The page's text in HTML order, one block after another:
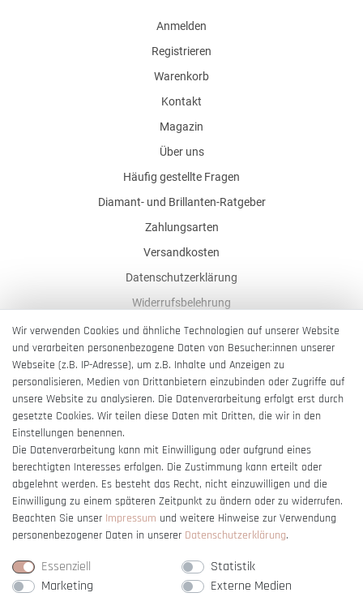
Anmelden
Registrieren
Warenkorb
Kontakt
Magazin
Über uns
Häufig gestellte Fragen
Diamant- und Brillanten-Ratgeber
Zahlungsarten
Versandkosten
Datenschutzerklärung
Widerrufsbelehrung
AGB
Impressum
Barrierefreiheitserklärung
Vertrag widerrufen
Wir verwenden Cookies und ähnliche Technologien auf unserer Website
und verarbeiten personenbezogene Daten von Besucher:innen unserer
Webseite (z.B. IP-Adresse), um z.B. Inhalte und Anzeigen zu
personalisieren, Medien von Drittanbietern einzubinden oder Zugriffe auf
unsere Website zu analysieren. Die Datenverarbeitung erfolgt erst durch
gesetzte Cookies. Wir teilen diese Daten mit Dritten, die wir in den
Einstellungen benennen.
Die Datenverarbeitung kann mit Einwilligung oder aufgrund eines
berechtigten Interesses erfolgen. Die Zustimmung kann erteilt oder
abgelehnt werden. Es besteht das Recht, nicht einzuwilligen und die
Einwilligung zu einem späteren Zeitpunkt zu ändern oder zu widerrufen.
Beachten Sie unser Impressum und weitere Hinweise zur Verwendung
personenbezogener Daten in unserer Daten­schutz­erklärung.
Essenziell
Statistik
Marketing
Externe Medien